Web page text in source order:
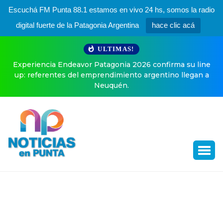
Escuchá FM Punta 88.1 estamos en vivo 24 hs, somos la radio
digital fuerte de la Patagonia Argentina
hace clic acá
ULTIMAS!
Experiencia Endeavor Patagonia 2026 confirma su line
up: referentes del emprendimiento argentino llegan a
Neuquén.